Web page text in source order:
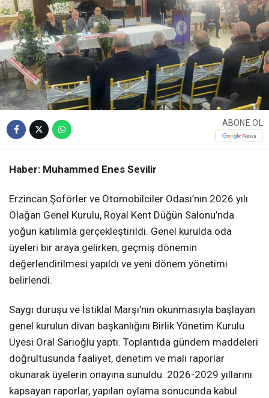
ABONE OL
Haber: Muhammed Enes Sevilir
Erzincan Şoförler ve Otomobilciler Odası’nın 2026 yılı
Olağan Genel Kurulu, Royal Kent Düğün Salonu’nda
yoğun katılımla gerçekleştirildi. Genel kurulda oda
üyeleri bir araya gelirken, geçmiş dönemin
değerlendirilmesi yapıldı ve yeni dönem yönetimi
belirlendi.
Saygı duruşu ve İstiklal Marşı’nın okunmasıyla başlayan
genel kurulun divan başkanlığını Birlik Yönetim Kurulu
Üyesi Oral Sarıoğlu yaptı. Toplantıda gündem maddeleri
doğrultusunda faaliyet, denetim ve mali raporlar
okunarak üyelerin onayına sunuldu. 2026-2029 yıllarını
kapsayan raporlar, yapılan oylama sonucunda kabul